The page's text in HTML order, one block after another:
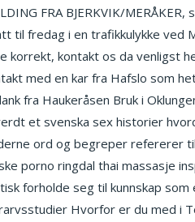
FRA BJERKVIK/
til fredag i en trafikkulykke
korrekt, kontakt os da venligst
med en kar fra Hafslo som
fra Haukeråsen Bruk i
et svenska sex historier
ord og begreper refererer
porno ringdal thai massasje
forholde seg til kunnskap
Hvorfor er du med i